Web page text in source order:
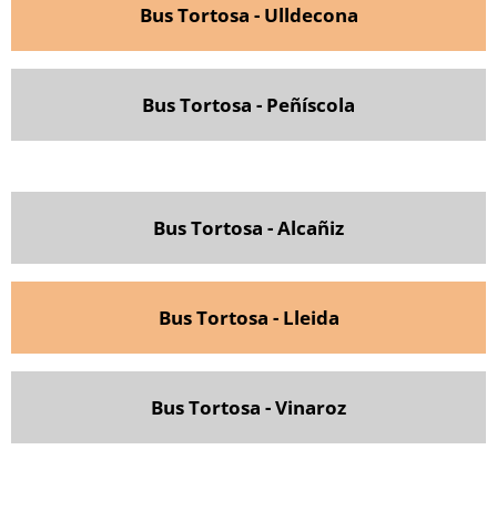
Bus Tortosa - Ulldecona
Bus Tortosa - Peñíscola
Bus Tortosa - Alcañiz
Bus Tortosa - Lleida
Bus Tortosa - Vinaroz